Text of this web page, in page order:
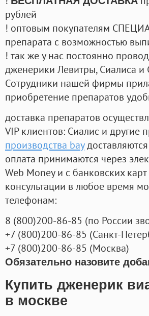
рублей
! оптовым покупателям
препарата с возможностью
! так же у нас постоянно
дженерики Левитры, Сиалиса
Cотрудники нашей фирмы
приобретение препаратов
доставка препаратов
VIP клиентов: Сиалис и другие
производства bay
оплата принимаются через
Web Money и с банковских
консультации в любое время
телефонам:
8 (800)200-86-85 (по России
+7 (800)200-86-85 (Санкт-
+7 (800)200-86-85 (Москва)
Обязательно назовите
Купить дженерик
в москве